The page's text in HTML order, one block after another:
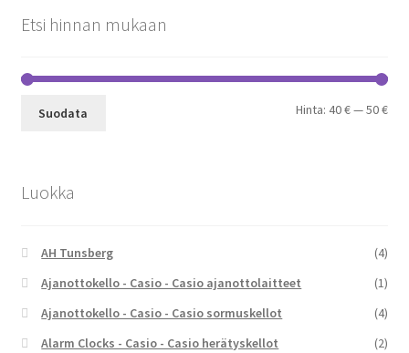
Etsi hinnan mukaan
Suodata Hinta:40 €—50 €
Luokka
AH Tunsberg
(4)
Ajanottokello - Casio - Casio ajanottolaitteet
(1)
Ajanottokello - Casio - Casio sormuskellot
(4)
Alarm Clocks - Casio - Casio herätyskellot
(2)